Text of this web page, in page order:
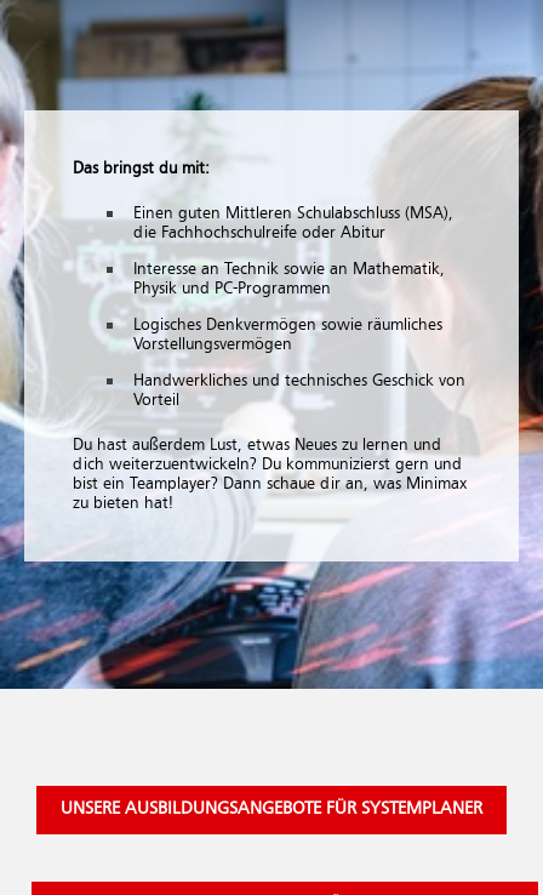
Das bringst du mit:
Einen guten Mittleren Schulabschluss (MSA),
die Fachhochschulreife oder Abitur
Interesse an Technik sowie an Mathematik,
Physik und PC-Programmen
Logisches Denkvermögen sowie räumliches
Vorstellungsvermögen
Handwerkliches und technisches Geschick von
Vorteil
Du hast außerdem Lust, etwas Neues zu lernen und
dich weiterzuentwickeln? Du kommunizierst gern und
bist ein Teamplayer? Dann schaue dir an, was Minimax
zu bieten hat!
UNSERE AUSBILDUNGSANGEBOTE FÜR SYSTEMPLANER